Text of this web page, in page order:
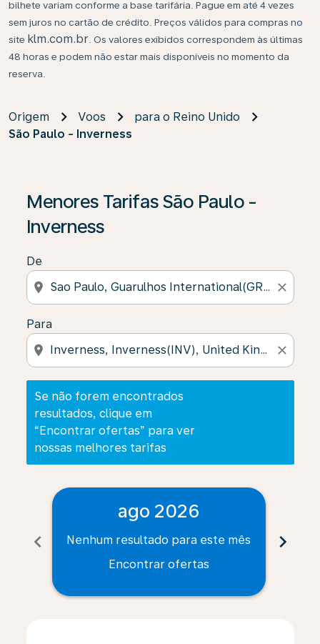
bilhete variam conforme a base tarifária. Pague em até 4 vezes
sem juros no cartão de crédito. Preços válidos para compras no
site klm.com.br . Os valores exibidos correspondem às últimas
48 horas e podem não estar mais disponíveis no momento da
reserva.
Origem Voos
para o Reino Unido
São Paulo - Inverness
Menores Tarifas São Paulo -
Inverness
De
location_on close
Para
location_on close
Se não forem encontrados
resultados, clique em
“Encontrar ofertas” para ver
nossas melhores tarifas
Se não forem encontrados resultados, clique em
chevron_left
ago 2026
Nenhum resultado para este mês
Encontrar ofertas
chevron_right